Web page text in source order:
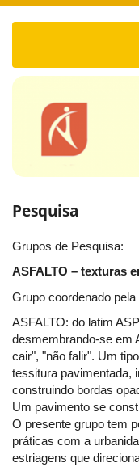
Pesquisa
Grupos de Pesquisa:
ASFALTO – texturas
Grupo coordenado
ASFALTO: do latim
desmembrando-se em
cair", "não falir". Um
tessitura pavimentada,
construindo bordas
Um pavimento se
O presente grupo tem
práticas com a
estriagens que